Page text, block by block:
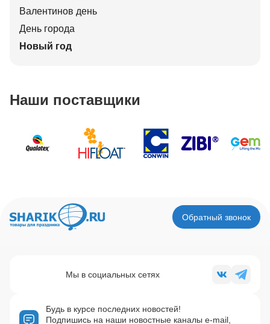
Валентинов день
День города
Новый год
Наши поставщики
Обратный звонок
Будь в курсе последних новостей!
Подпишись на наши новостные каналы e-mail,
Мы в социальных сетях